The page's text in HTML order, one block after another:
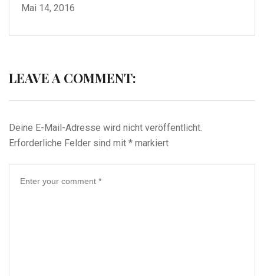
alles?
Mai 14, 2016
LEAVE A COMMENT:
Deine E-Mail-Adresse wird nicht veröffentlicht.
Erforderliche Felder sind mit * markiert